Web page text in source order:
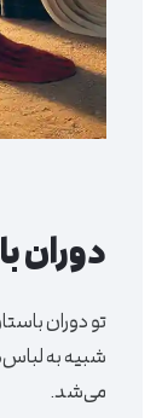
دوران
تو دوران
شبیه به
می‌شد.